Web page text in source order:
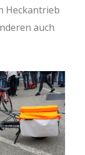
Heckantrieb
auch